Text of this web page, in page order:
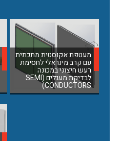
מעטפת אקוסטית מתכתית
עם קרב מינראלי לחסימת
רעש חיצוני במכונה
לבדיקת מעגלים (SEMI
CONDUCTORS)